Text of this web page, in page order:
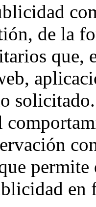
de la
que,